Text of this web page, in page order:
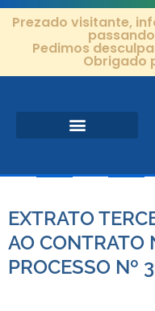
Prezado visitante,
Pedimos
Obrigado
EXTRATO
AO CONTRATO
PROCESSO Nº